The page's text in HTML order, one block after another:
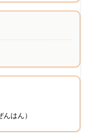
はん）